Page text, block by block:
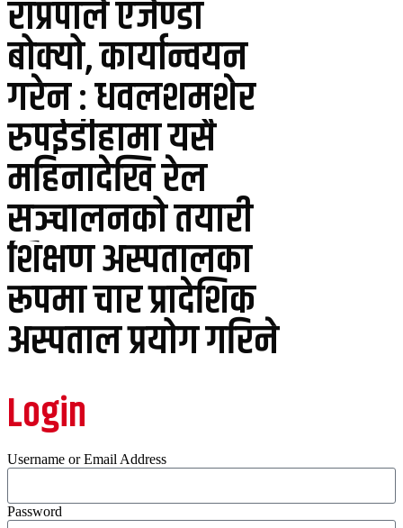
राप्रपाले एजेण्डा
बोक्यो, कार्यान्वयन
गरेन : धवलशमशेर
रुपईडीहामा यसै
महिनादेखि रेल
सञ्चालनको तयारी
शिक्षण अस्पतालका
रूपमा चार प्रादेशिक
अस्पताल प्रयोग गरिने
Login
Username or Email Address
Password